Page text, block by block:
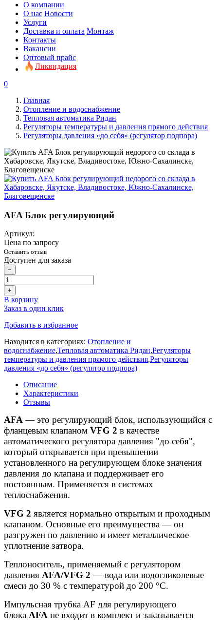
О компании
О нас Новости
Услуги
Доставка и оплата Монтаж
Контакты
Вакансии
Оптовый прайс
Ликвидация
0
Главная
Отопление и водоснабжение
Тепловая автоматика Ридан
Регуляторы температуры и давления прямого действия
Регуляторы давления «до себя» (регулятор подпора)
AFA Блок регулирующий
Артикул:
Цена по запросу
Оставить отзыв
Доступен для заказа
−
+
В корзину
Заказ в один клик
Добавить в избранное
Находится в категориях: Отопление и
водоснабжение,Тепловая автоматика Ридан,Регуляторы
температуры и давления прямого действия,Регуляторы
давления «до себя» (регулятор подпора)
Описание
Характеристики
Отзывы
AFA— это регулирующий блок, использующийся с
фланцевым клапаном VFG 2 в качестве
автоматического регулятора давления "до себя",
который открывается при превышении
установленного на регулирующем блоке значения
давления до клапана и поддерживает его
постоянным. Применяется в системах
теплоснабжения.
VFG 2 является нормально открытым и проходным
клапаном. Основные его преимущества — он
разгружен по давлению и имеет металлическое
уплотнение затвора.
Теплоноситель, применяемый с регулятором
давления AFA/VFG 2 — вода или водогликолевые
смеси до 30 % с температурой до 200 °С.
Импульсная трубка AF для регулирующего
блока AFA не входит в комплект и заказывается